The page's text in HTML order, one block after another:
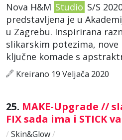
Nova H&M Studio S/S
predstavljena je u
u Zagrebu. Inspirirana
slikarskim potezima, nove
ključne komade s
Kreirano 19 Veljača 2020
25. MAKE-Upgrade //
FIX sada ima i STICK
/ Skin&Glow/